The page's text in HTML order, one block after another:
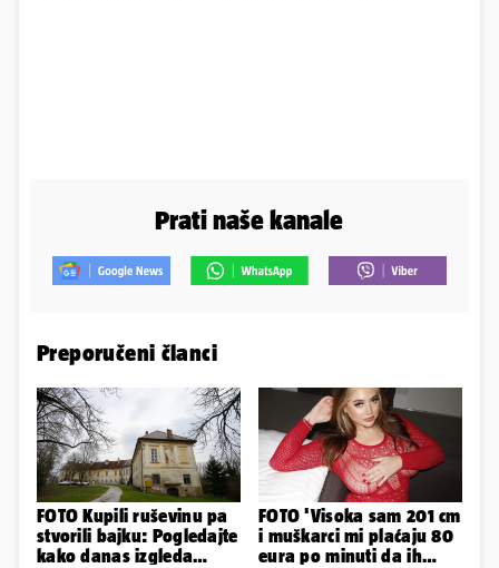
Prati naše kanale
Preporučeni članci
FOTO Kupili ruševinu pa
stvorili bajku: Pogledajte
kako danas izgleda
FOTO 'Visoka sam 201 cm
i muškarci mi plaćaju 80
eura po minuti da ih